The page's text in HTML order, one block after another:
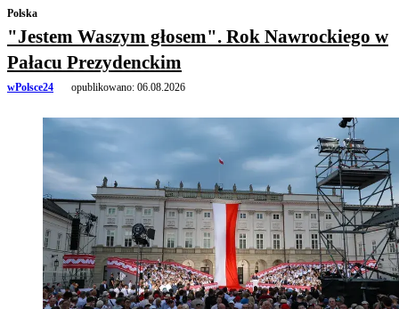
Polska
"Jestem Waszym głosem". Rok Nawrockiego w
Pałacu Prezydenckim
wPolsce24 opublikowano: 06.08.2026